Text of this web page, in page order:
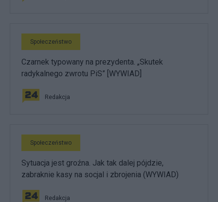
Społeczeństwo
Czarnek typowany na prezydenta. „Skutek
radykalnego zwrotu PiS” [WYWIAD]
Redakcja
Społeczeństwo
Sytuacja jest groźna. Jak tak dalej pójdzie,
zabraknie kasy na socjal i zbrojenia (WYWIAD)
Redakcja